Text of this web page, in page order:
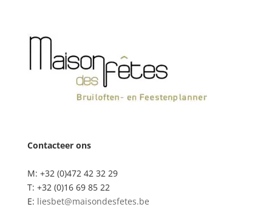
Contacteer ons
M: +32 (0)472 42 32 29
T: +32 (0)16 69 85 22
E: liesbet@maisondesfetes.be